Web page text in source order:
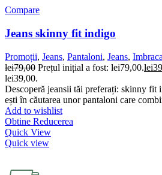
Compare
Jeans skinny fit indigo
Promoții, Jeans, Pantaloni, Jeans,
lei79,00 Prețul inițial a fost: lei79,00.lei
lei39,00.
Descoperă jeansii tăi preferați: skinny fit
ești în căutarea unor pantaloni care
Add to wishlist
Obtine Reducerea
Quick View
Quick view